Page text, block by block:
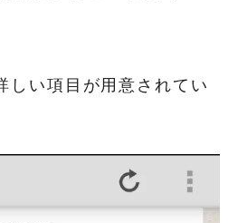
しい項目が用意されてい